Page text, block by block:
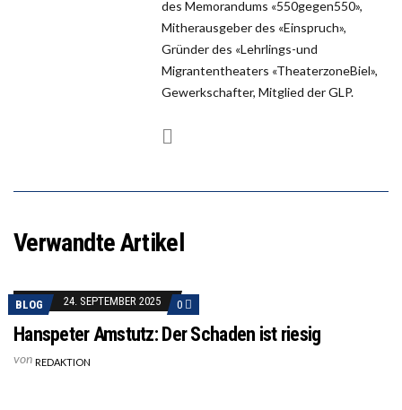
des Memorandums «550gegen550»,
Mitherausgeber des «Einspruch»,
Gründer des «Lehrlings-und
Migrantentheaters «TheaterzoneBiel»,
Gewerkschafter, Mitglied der GLP.
Verwandte Artikel
BLOG 24. SEPTEMBER 2025 0
Hanspeter Amstutz: Der Schaden ist riesig
von REDAKTION